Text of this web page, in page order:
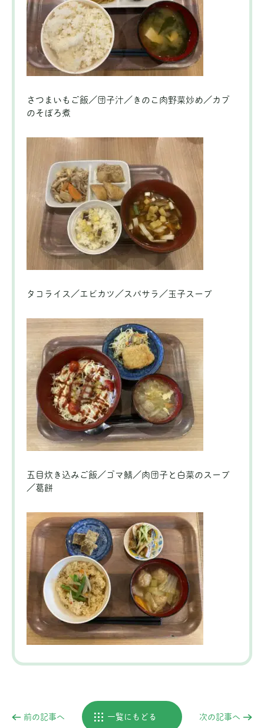
さつまいもご飯／団子汁／きのこ肉野菜炒め／カブ
のそぼろ煮
タコライス／エビカツ／スパサラ／玉子スープ
五目炊き込みご飯／ゴマ鯖／肉団子と白菜のスープ
／葛餅
前の記事へ 一覧にもどる 次の記事へ